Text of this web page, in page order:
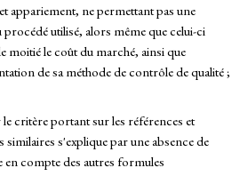
appariement, ne permettant pas une
utilisé, alors même que celui-ci
moitié le coût du marché, ainsi que
de sa méthode de contrôle de qualité ;
critère portant sur les références et
s'explique par une absence de
compte des autres formules